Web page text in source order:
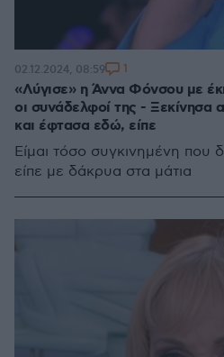
«Λύγισε» η Άννα Φόνσου με
οι συνάδελφοί της - Ξεκίνησα
και έφτασα εδώ, είπε
Είμαι τόσο συγκινημένη που
είπε με δάκρυα στα μάτια
02.12.2024, 08:59 1